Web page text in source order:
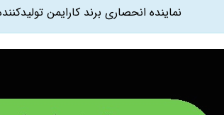
نماینده انحصاری برند کارایمن